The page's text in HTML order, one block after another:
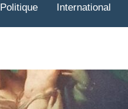
Politique International